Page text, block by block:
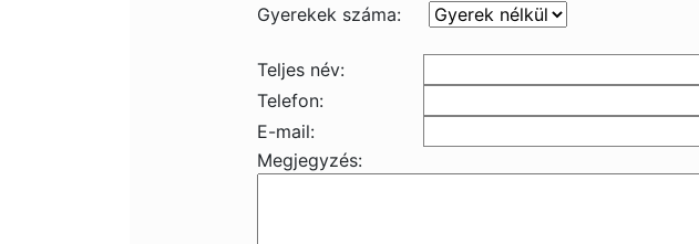
Gyerekek száma:
Teljes név:
Telefon:
E-mail:
Megjegyzés: